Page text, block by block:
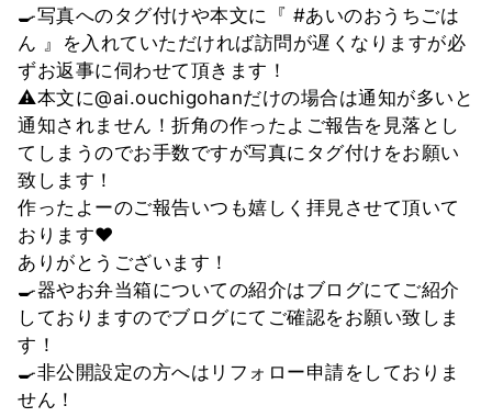
🍳写真へのタグ付けや本文に『 #あいのおうちごは
ん 』を入れていただければ訪問が遅くなりますが必
ずお返事に伺わせて頂きます！
⚠️本文に@ai.ouchigohanだけの場合は通知が多いと
通知されません！折角の作ったよご報告を見落とし
てしまうのでお手数ですが写真にタグ付けをお願い
致します！
作ったよーのご報告いつも嬉しく拝見させて頂いて
おります❤
ありがとうございます！
🍳器やお弁当箱についての紹介はブログにてご紹介
しておりますのでブログにてご確認をお願い致しま
す！
🍳非公開設定の方へはリフォロー申請をしておりま
せん！